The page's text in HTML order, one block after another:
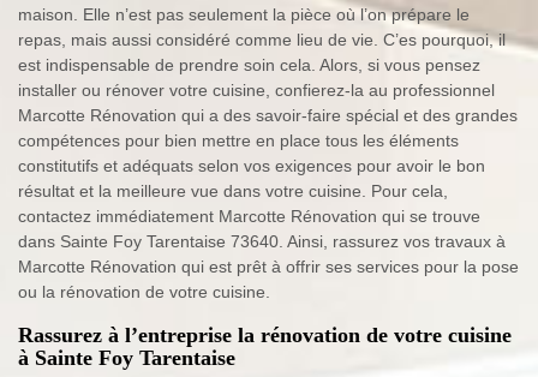
maison. Elle n’est pas seulement la pièce où l’on prépare le
repas, mais aussi considéré comme lieu de vie. C’es pourquoi, il
est indispensable de prendre soin cela. Alors, si vous pensez
installer ou rénover votre cuisine, confierez-la au professionnel
Marcotte Rénovation qui a des savoir-faire spécial et des grandes
compétences pour bien mettre en place tous les éléments
constitutifs et adéquats selon vos exigences pour avoir le bon
résultat et la meilleure vue dans votre cuisine. Pour cela,
contactez immédiatement Marcotte Rénovation qui se trouve
dans Sainte Foy Tarentaise 73640. Ainsi, rassurez vos travaux à
Marcotte Rénovation qui est prêt à offrir ses services pour la pose
ou la rénovation de votre cuisine.
Rassurez à l’entreprise la rénovation de votre cuisine
à Sainte Foy Tarentaise